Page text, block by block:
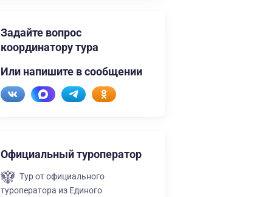
Задайте вопрос
координатору тура
Или напишите в сообщении
Официальный туроператор
Тур от официального
туроператора из Единого